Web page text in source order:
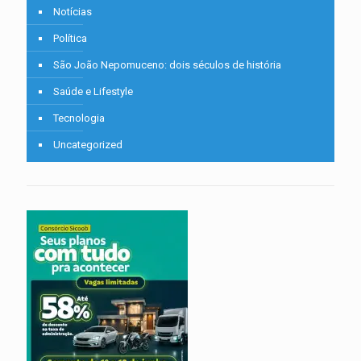
Notícias
Política
São João Nepomuceno: dois séculos de história
Saúde e Lifestyle
Tecnologia
Uncategorized